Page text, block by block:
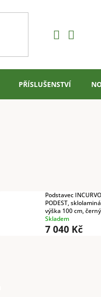
PŘÍSLUŠENSTVÍ
Podstavec INCURVO
PODEST,
výška 100 cm,
Skladem
7 040 Kč